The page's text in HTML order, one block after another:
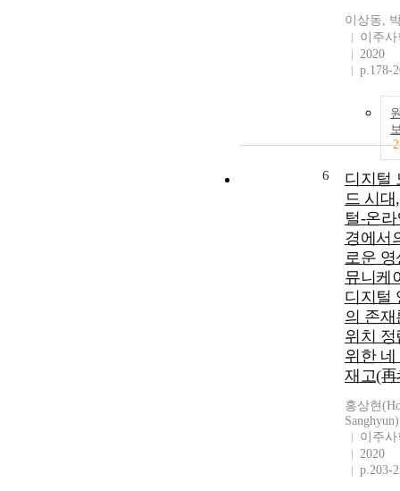
이상동,
이주
2020
p.178-
2
6
디지털
드 시대
털-온
경에서
로운 영
뮤니케
디지털
의 존재
위치 정
위한 네
재고(再
홍상현
Sanghyun)
이주
2020
p.203-